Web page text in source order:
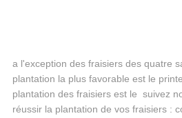
a l'exception des fraisiers des quatre
plantation la plus favorable est le
plantation des fraisiers est le suivez
réussir la plantation de vos fraisiers :